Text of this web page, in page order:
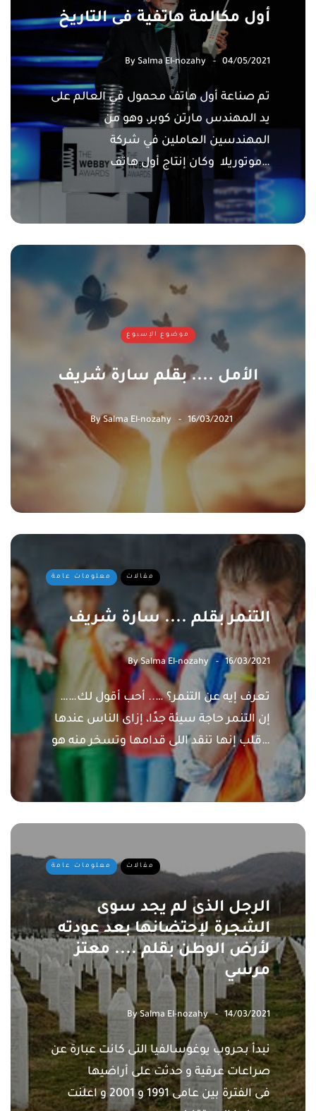
أول مكالمة هاتفية فى التاريخ
By Salma El-nozahy 04/05/2021
تم صناعة أول هاتف محمول في العالم على
يد المهندس مارتن كوبر، وهو من
المهندسين العاملين في شركة
موتوريلا وكان إنتاج أول هاتف…
موضوع الإسبوع
الأمل .... بقلم سارة شريف
BySalma El-nozahy 16/03/2021
معلومات عامة مقالات
التنمر بقلم .... سارة شريف
BySalma El-nozahy 16/03/2021
……تعرف إيه عن التنمر؟ ….. أحب أقول لك
إن التنمر حاجة سيئة جدًا، إزاى الناس عندها
قلب إنها تنقد اللى قدامها وتسخر منه هو…
معلومات عامة مقالات
الرجل الذى لم يجد سوى
الشجرة لإحتضانها بعد عودته
لأرض الوطن بقلم .... معتز
مرسي
BySalma El-nozahy 14/03/2021
نبدأ بحروب يوغوسالفيا التى كانت عبارة عن
صراعات عرقية و حدثت على أراضيها
فى الفترة بين عامى 1991 و 2001 و اعلنت